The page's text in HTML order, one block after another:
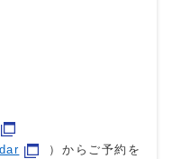
）からご予約を